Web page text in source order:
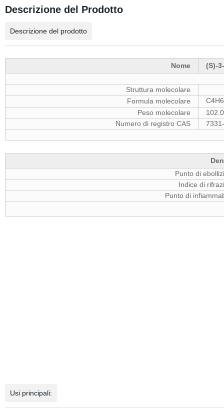
Descrizione del Prodotto
Descrizione del prodotto
Nome (S)-
Struttura molecolare
Formula molecolare
Peso molecolare
Numero di registro CAS
Punto di
Indice di
Punto di
Usi principali: